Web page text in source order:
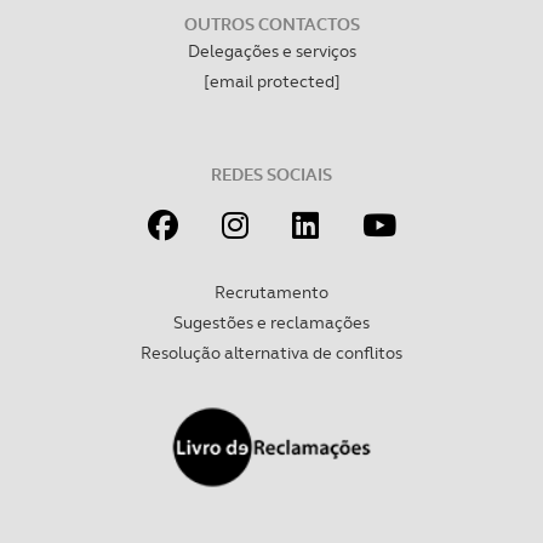
Realçamos que o bloqueio de certo tipo de Cookies e
tecnologias similares pode ter impacto na sua
OUTROS CONTACTOS
Delegações e serviços
[email protected]
REDES SOCIAIS
Recrutamento
Sugestões e reclamações
Resolução alternativa de conflitos